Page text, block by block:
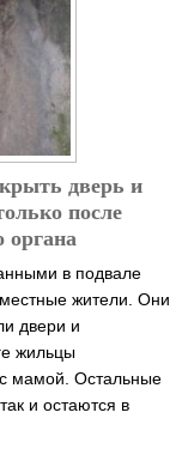
дверь и
после
органа
в подвале
жители. Они
двери и
жильцы
с мамой. Остальные
и остаются в